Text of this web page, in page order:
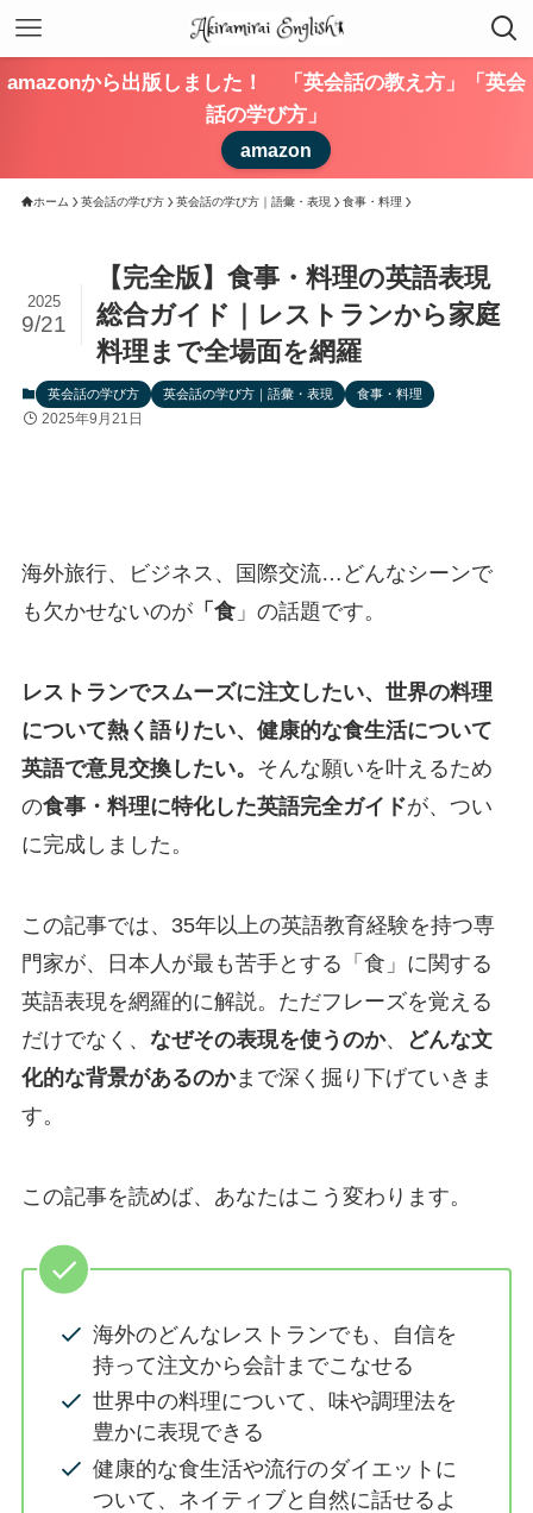
amazonから出版しました！ 「英会話の教え方」「英会
話の学び方」
amazon
ホーム 英会話の学び方 英会話の学び方｜語彙・表現 食事・料理
【完全版】食事・料理の英語表現
総合ガイド｜レストランから家庭
料理まで全場面を網羅
2025
9/21
英会話の学び方 英会話の学び方｜語彙・表現 食事・料理
2025年9月21日
海外旅行、ビジネス、国際交流…どんなシーンで
も欠かせないのが「食」の話題です。
レストランでスムーズに注文したい、世界の料理
について熱く語りたい、健康的な食生活について
英語で意見交換したい。 そんな願いを叶えるため
の食事・料理に特化した英語完全ガイドが、つい
に完成しました。
この記事では、35年以上の英語教育経験を持つ専
門家が、日本人が最も苦手とする「食」に関する
英語表現を網羅的に解説。ただフレーズを覚える
だけでなく、 なぜその表現を使うのか、
どんな文
化的な背景があるのかまで深く掘り下げていきま
す。
この記事を読めば、あなたはこう変わります。
海外のどんなレストランでも、自信を
持って注文から会計までこなせる
世界中の料理について、味や調理法を
豊かに表現できる
健康的な食生活や流行のダイエットに
ついて、ネイティブと自然に話せるよ